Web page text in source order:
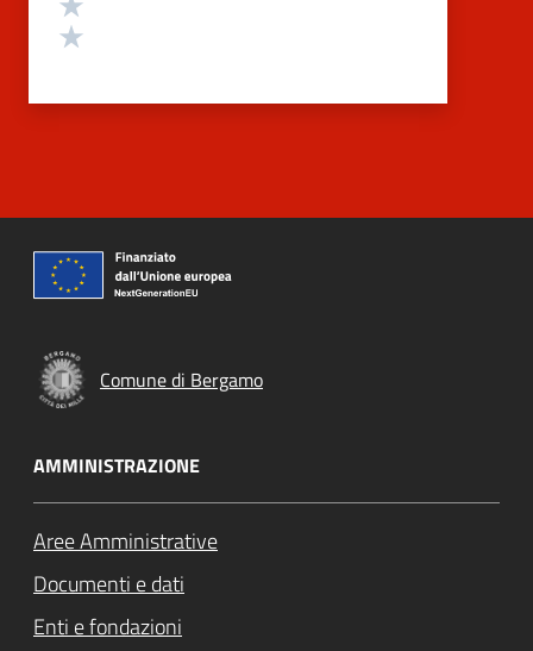
Comune di Bergamo
AMMINISTRAZIONE
Aree Amministrative
Documenti e dati
Enti e fondazioni